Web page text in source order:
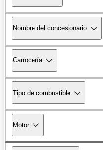
Nombre del concesionario
Carrocería
Tipo de combustible
Motor